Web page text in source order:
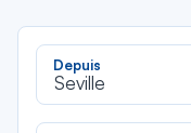
Depuis
Seville